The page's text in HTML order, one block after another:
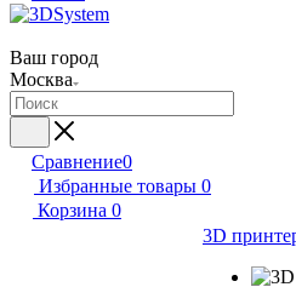
Ваш город
Москва
Сравнение0
Избранные товары 0
Корзина 0
3D